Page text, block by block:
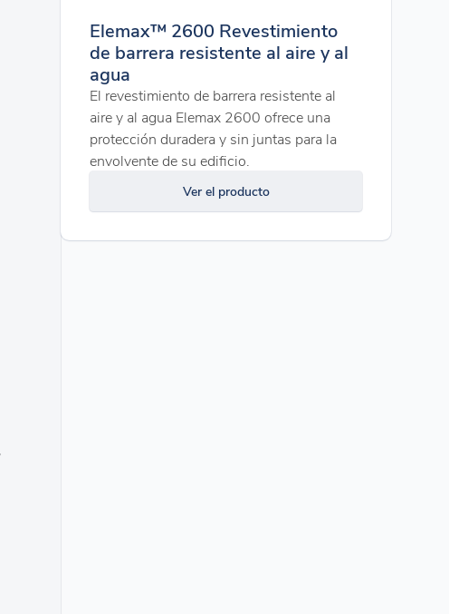
Elemax™ 2600 Revestimiento
de barrera resistente al aire y al
agua
El revestimiento de barrera resistente al
aire y al agua Elemax 2600 ofrece una
protección duradera y sin juntas para la
envolvente de su edificio.
Ver el producto